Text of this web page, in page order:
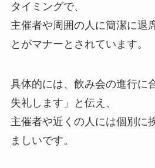
タイミングで、
主催者や周囲の人に簡潔に退
とがマナーとされています。
具体的には、飲み会の進行に
失礼します」と伝え、
主催者や近くの人には個別に
ましいです。